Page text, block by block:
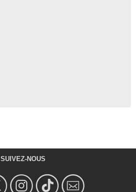
SUIVEZ-NOUS